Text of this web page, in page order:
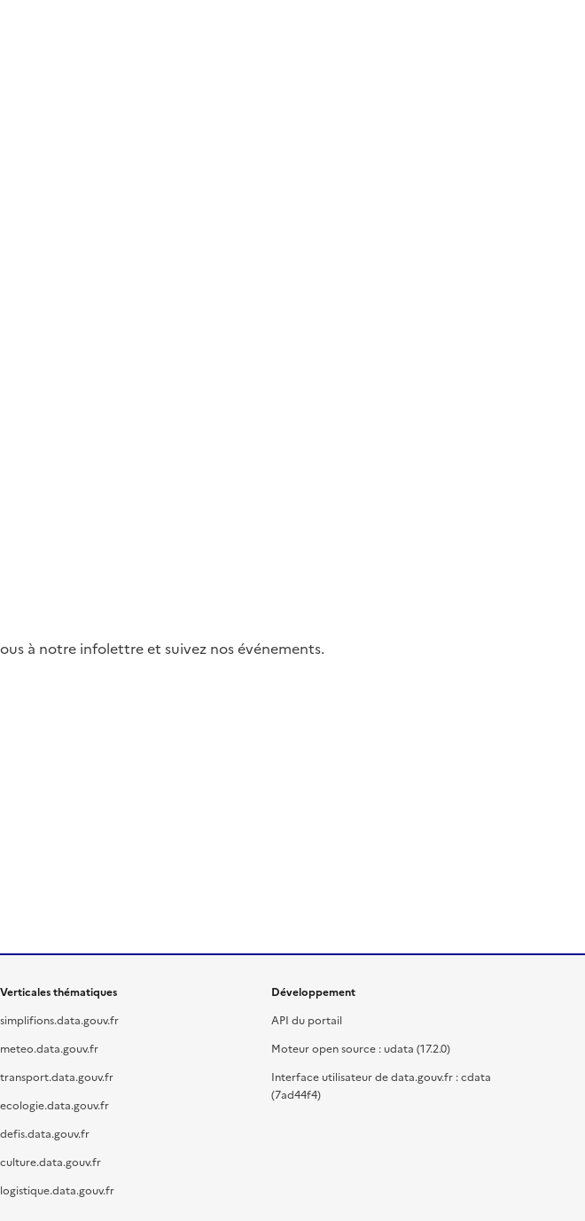
à notre infolettre et suivez nos événements.
Verticales thématiques
simplifions.data.gouv.fr
meteo.data.gouv.fr
transport.data.gouv.fr
ecologie.data.gouv.fr
defis.data.gouv.fr
culture.data.gouv.fr
logistique.data.gouv.fr
Développement
API du portail
Moteur open source : udata (17.2.0)
Interface utilisateur de data.gouv.fr : cdata
(7ad44f4)